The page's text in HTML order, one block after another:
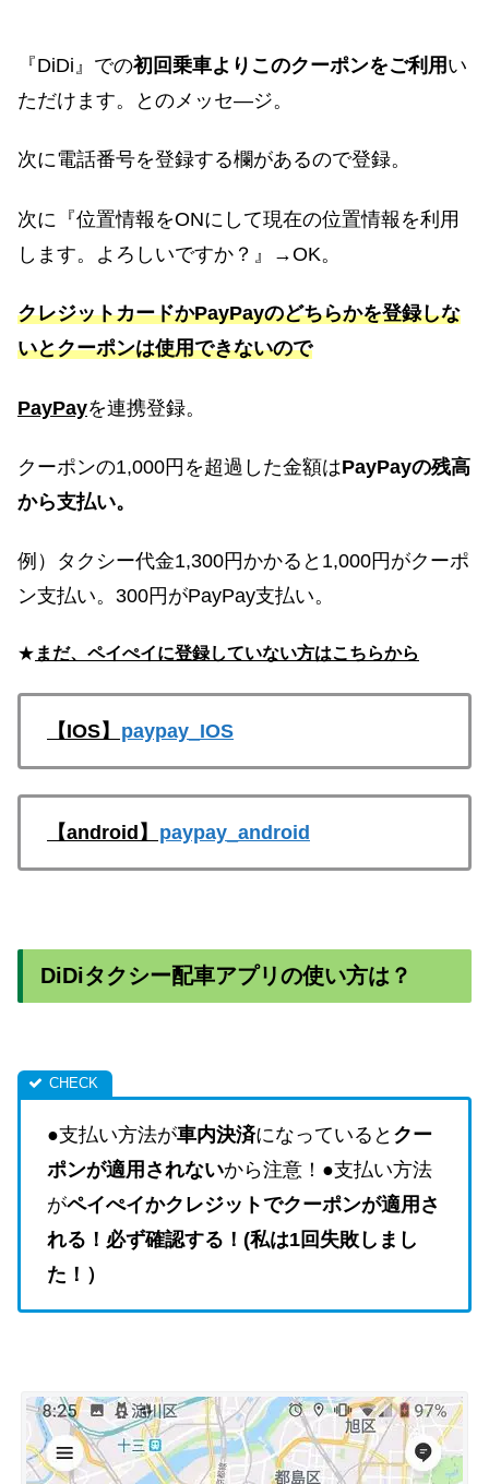
『DiDi』での初回乗車よりこのクーポンをご利用 い
ただけます。とのメッセ―ジ。
次に電話番号を登録する欄があるので登録。
次に『位置情報をONにして現在の位置情報を利用
します。よろしいですか？』→OK。
クレジットカードかPayPayのどちらかを登録しな
いとクーポンは使用できないので
PayPayを連携登録。
クーポンの1,000円を超過した金額はPayPayの残高
から支払い。
例）タクシー代金1,300円かかると1,000円がクーポ
ン支払い。300円がPayPay支払い。
★ まだ、ペイぺイに登録していない方はこちらから
【IOS】 paypay_IOS
【android】 paypay_android
DiDiタクシー配車アプリの使い方は？
●支払い方法が車内決済になっていると クー
ポンが適用されないから注意！●支払い方法
がペイぺイかクレジットでクーポンが適用さ
れる！必ず確認する！(私は1回失敗しまし
た！）